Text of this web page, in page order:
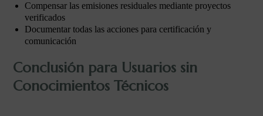
Compensar las emisiones residuales mediante proyectos
verificados
Documentar todas las acciones para certificación y
comunicación
Conclusión para Usuarios sin
Conocimientos Técnicos